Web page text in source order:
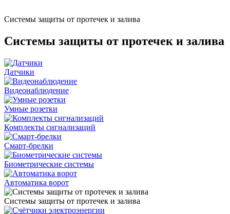
Системы защиты от протечек и залива
Системы защиты от протечек и залива
Датчики
Видеонаблюдение
Умные розетки
Комплекты сигнализаций
Смарт-брелки
Биометрические системы
Автоматика ворот
Системы защиты от протечек и залива